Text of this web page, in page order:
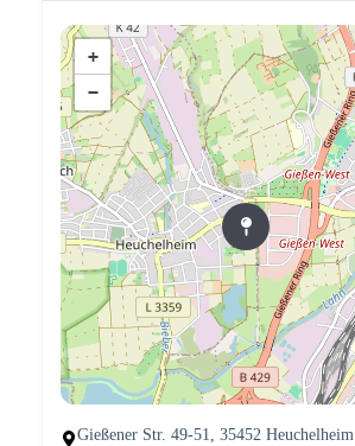
+
−
Gießener Str. 49-51, 35452 Heuchelheim